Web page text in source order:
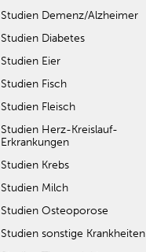
Studien Demenz/Alzheimer
Studien Diabetes
Studien Eier
Studien Fisch
Studien Fleisch
Studien Herz-Kreislauf-
Erkrankungen
Studien Krebs
Studien Milch
Studien Osteoporose
Studien sonstige Krankheiten